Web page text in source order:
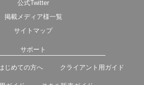
公式Twitter
掲載メディア様一覧
サイトマップ
サポート
じめての方へ クライアント用ガイド